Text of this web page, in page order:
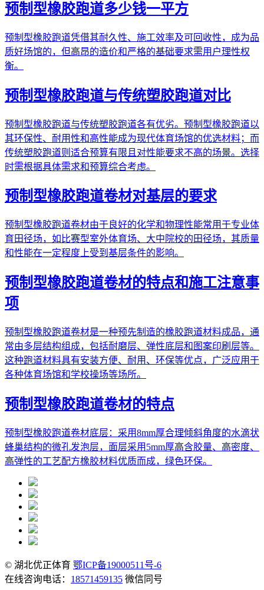
预制型橡胶跑道多少钱一平方
预制型橡胶跑道凭借其耐久性、施工效率及可回收性，成为品
质好场馆的，但高昂的造价和严格的基础要求需用户理性权
衡。
预制型橡胶跑道与传统塑胶跑道对比
预制型橡胶跑道与传统塑胶跑道各有优劣。预制型橡胶跑道以
其环保性、耐用性和高性能成为现代体育场馆的优选材料；而
传统塑胶跑道则适合预算有限且对性能要求不高的场景。选择
时需根据具体需求和预算综合考虑。
预制型橡胶跑道卷材对基层的要求
预制型橡胶跑道卷材由于良好的化学和物理性能常用于专业体
育田径场，如比赛型室外体育场、大中院校的田径场，其质量
和性能在一定程度上受到基层条件的影响。
预制型橡胶跑道卷材的特点和施工注意事
项
预制型橡胶跑道卷材是一种预先制造的橡胶跑道材料成品，通
常由多层结构组成，包括耐磨层、弹性底层和图案印刷层等。
这种跑道材料具有安装方便、耐用、环保等优点，广泛应用于
各种体育场馆和学校操场等场所。
预制型橡胶跑道卷材的特点
预制型橡胶跑道卷材底层：采用8mm厚合理倾斜角度的水滴状
蜂巢结构的微孔发泡层，面层采用5mm厚高含胶量、高密度、
高弹性的工艺配方橡胶材料优质而成，绿色环保。
© 湖北优正体育 鄂ICP备19000511号-6
在线咨询电话： 18571459135 微信同号